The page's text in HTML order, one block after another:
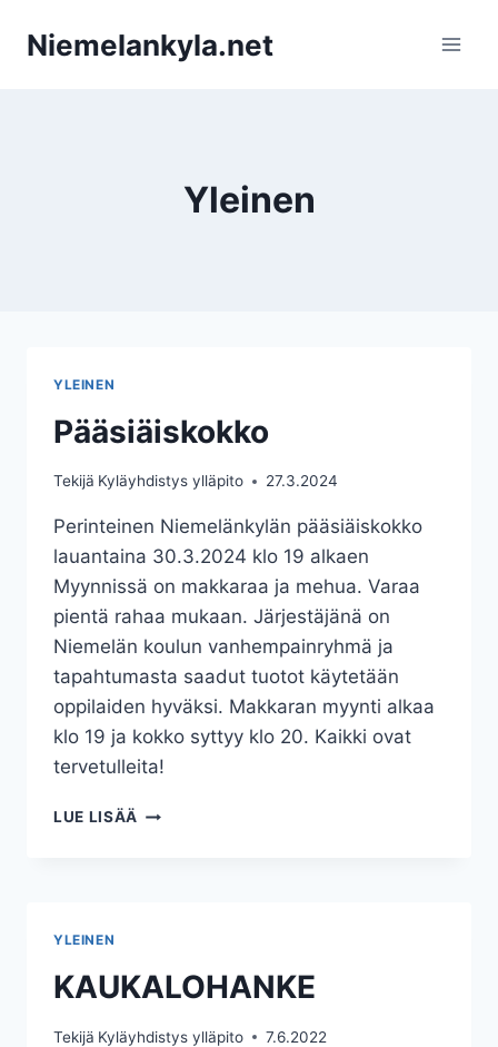
sisältöön
Niemelankyla.net
Yleinen
YLEINEN
Pääsiäiskokko
Tekijä Kyläyhdistys ylläpito 27.3.2024
Perinteinen Niemelänkylän pääsiäiskokko
lauantaina 30.3.2024 klo 19 alkaen
Myynnissä on makkaraa ja mehua. Varaa
pientä rahaa mukaan. Järjestäjänä on
Niemelän koulun vanhempainryhmä ja
tapahtumasta saadut tuotot käytetään
oppilaiden hyväksi. Makkaran myynti alkaa
klo 19 ja kokko syttyy klo 20. Kaikki ovat
tervetulleita!
LUE LISÄÄ PÄÄSIÄISKOKKO
YLEINEN
KAUKALOHANKE
Tekijä Kyläyhdistys ylläpito 7.6.2022